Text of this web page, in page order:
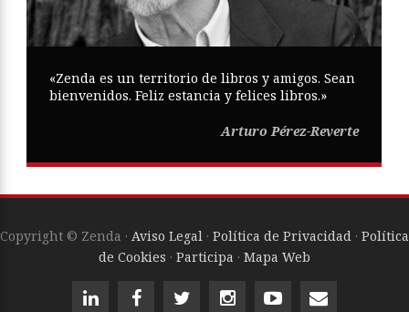
«Zenda es un territorio de libros y amigos. Sean
bienvenidos. Feliz estancia y felices libros.»
Arturo Pérez-Reverte
Copyright © Zenda · Aviso Legal · Política de Privacidad · Política
de Cookies · Participa · Mapa Web